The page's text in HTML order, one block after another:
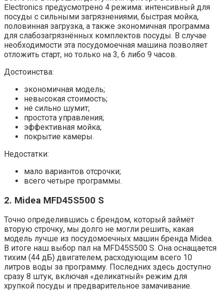
Electronics предусмотрено 4 режима: интенсивный для
посуды с сильными загрязнениями, быстрая мойка,
половинная загрузка, а также экономичная программа
для слабозагрязнённых комплектов посуды. В случае
необходимости эта посудомоечная машина позволяет
отложить старт, но только на 3, 6 либо 9 часов.
Достоинства:
экономичная модель;
невысокая стоимость;
не сильно шумит;
простота управления;
эффективная мойка;
покрытие камеры.
Недостатки:
мало вариантов отсрочки;
всего четыре программы.
2. Midea MFD45S500 S
Точно определившись с брендом, который займёт
вторую строчку, мы долго не могли решить, какая
модель лучше из посудомоечных машин бренда Midea.
В итоге наш выбор пал на MFD45S500 S. Она оснащается
тихим (44 дБ) двигателем, расходующим всего 10
литров воды за программу. Последних здесь доступно
сразу 8 штук, включая «деликатный» режим для
хрупкой посуды и предварительное замачивание.